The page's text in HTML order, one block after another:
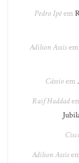
Pedro Ipêem
Adilson Assisem
Cássioem
Raif Haddad
Adilson Assis